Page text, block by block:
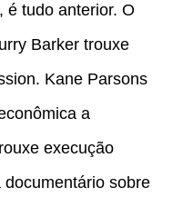
é tudo anterior. O
Barker trouxe
Kane Parsons
a
execução
sobre